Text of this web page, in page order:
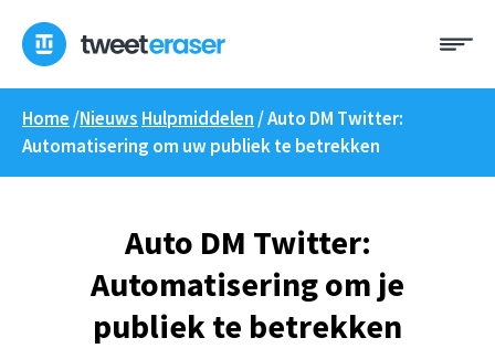
naar
inhoud
Home /Nieuws Hulpmiddelen /Auto DM Twitter:
Automatisering om uw publiek te betrekken
Auto DM Twitter:
Automatisering om je
publiek te betrekken